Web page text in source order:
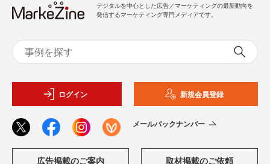
デジタルを中心とした広告／マーケティングの最新動向を
発信するマーケティング専門メディアです。
ログイン 新規会員登録
メールバックナンバー
広告掲載のご案内 取材掲載のご依頼